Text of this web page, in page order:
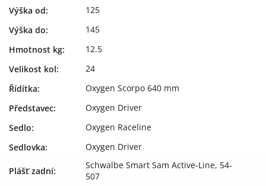
Výška od:
125
Výška do:
145
Hmotnost kg:
12.5
Velikost kol:
24
Řídítka:
Oxygen Scorpo 640 mm
Představec:
Oxygen Driver
Sedlo:
Oxygen Raceline
Sedlovka: Oxygen Driver
Plášť zadní:
Schwalbe Smart Sam Active-Line, 54-
507